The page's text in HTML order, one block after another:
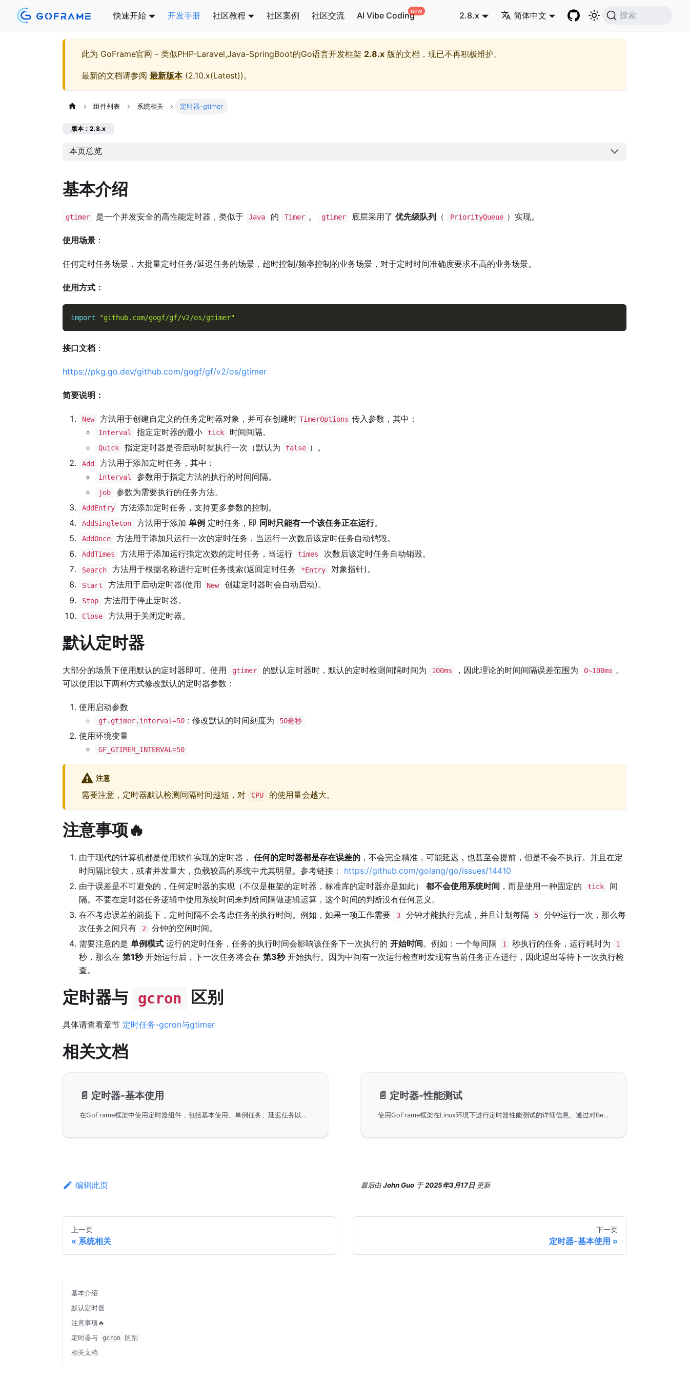
快速开始 开发手册 社区教程 社区案例 社区交流 AI Vibe Coding 2.8.x 简体中文 搜索
此为 GoFrame官网 - 类似PHP-Laravel,Java-SpringBoot的Go语言开发框架 2.8.x 版的文档，现已不再积极维护。
最新的文档请参阅 最新版本(2.10.x(Latest))。
组件列表 系统相关 定时器-gtimer
版本：2.8.x
本页总览
基本介绍
gtimer 是一个并发安全的高性能定时器，类似于 Java 的 Timer 。 gtimer 底层采用了 优先级队列 （ PriorityQueue ）实现。
使用场景 ：
任何定时任务场景，大批量定时任务/延迟任务的场景，超时控制/频率控制的业务场景，对于定时时间准确度要求不高的业务场景。
使用方式：
import "github.com/gogf/gf/v2/os/gtimer"
接口文档 ：
https://pkg.go.dev/github.com/gogf/gf/v2/os/gtimer
简要说明：
New 方法用于创建自定义的任务定时器对象，并可在创建时 TimerOptions 传入参数，其中：
Interval 指定定时器的最小 tick 时间间隔。
Quick 指定定时器是否启动时就执行一次（默认为 false ）。
Add 方法用于添加定时任务，其中：
interval 参数用于指定方法的执行的时间间隔。
job 参数为需要执行的任务方法。
AddEntry 方法添加定时任务，支持更多参数的控制。
AddSingleton 方法用于添加 单例定时任务，即 同时只能有一个该任务正在运行。
AddOnce 方法用于添加只运行一次的定时任务，当运行一次数后该定时任务自动销毁。
AddTimes 方法用于添加运行指定次数的定时任务，当运行 times 次数后该定时任务自动销毁。
Search 方法用于根据名称进行定时任务搜索(返回定时任务 *Entry 对象指针)。
Start 方法用于启动定时器(使用 New 创建定时器时会自动启动)。
Stop 方法用于停止定时器。
Close 方法用于关闭定时器。
默认定时器
大部分的场景下使用默认的定时器即可。使用 gtimer 的默认定时器时，默认的定时检测间隔时间为 100ms ，因此理论的时间间隔误差范围为 0~100ms 。
可以使用以下两种方式修改默认的定时器参数：
使用启动参数
gf.gtimer.interval=50 : 修改默认的时间刻度为 50毫秒
使用环境变量
GF_GTIMER_INTERVAL=50
注意
需要注意，定时器默认检测间隔时间越短，对 CPU 的使用量会越大。
注意事项🔥
由于现代的计算机都是使用软件实现的定时器， 任何的定时器都是存在误差的 ，不会完全精准，可能延迟，也甚至会提前，但是不会不执行。并且在定
时间隔比较大，或者并发量大，负载较高的系统中尤其明显。参考链接： https://github.com/golang/go/issues/14410
由于误差是不可避免的，任何定时器的实现（不仅是框架的定时器，标准库的定时器亦是如此） 都不会使用系统时间 ，而是使用一种固定的 tick
间
隔。不要在定时器任务逻辑中使用系统时间来判断间隔做逻辑运算，这个时间的判断没有任何意义。
在不考虑误差的前提下，定时间隔不会考虑任务的执行时间。例如，如果一项工作需要
3 分钟才能执行完成，并且计划每隔 5
分钟运行一次，那么每
次任务之间只有
2
分钟的空闲时间。
需要注意的是 单例模式 运行的定时任务，任务的执行时间会影响该任务下一次执行的 开始时间。例如：一个每间隔 1 秒执行的任务，运行耗时为 1
秒，那么在 第1秒开始运行后，下一次任务将会在 第3秒开始执行。因为中间有一次运行检查时发现有当前任务正在进行，因此退出等待下一次执行检
查。
定时器与 gcron 区别
具体请查看章节 定时任务-gcron与gtimer
相关文档
📄️ 定时器-基本使用
在GoFrame框架中使用定时器组件，包括基本使用、单例任务、延迟任务以及通过SetTimeout和SetInterval方法进行定时操作。详细讲解了这些定时任务的实现方式和执行结果，并展示了如何使用Exit方法退出定时任务。
📄️ 定时器-性能测试
使用GoFrame框架在Linux环境下进行定时器性能测试的详细信息。通过对Benchmark_Add和Benchmark_StartStop的对比，能够更清晰地了解到定时器在不同操作下的效率和资源分配情况。测试结果显示出Go语言在执行定时器操作时的高效性能指标，从而为开发者在使用GoFrame中提供更好的参考。
编辑此页 最后由John Guo 于2025年3月17日 更新
上一页
系统相关
下一页
定时器-基本使用
基本介绍
默认定时器
注意事项🔥
定时器与
gcron
区别
相关文档